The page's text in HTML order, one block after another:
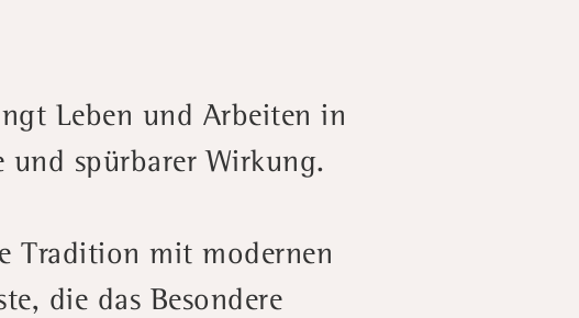
Leben und Arbeiten in
und spürbarer Wirkung.
Tradition mit modernen
die das Besondere